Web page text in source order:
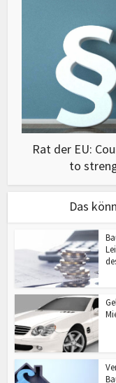
Rat der EU:
to
Das